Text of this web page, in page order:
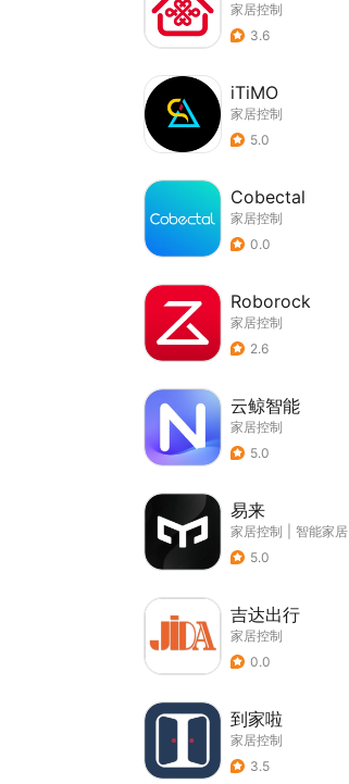
家居控制
3.6
iTiMO
家居控制
5.0
Cobectal
家居控制
0.0
Roborock
家居控制
2.6
云鲸智能
家居控制
5.0
易来
家居控制 智能家居
5.0
吉达出行
家居控制
0.0
到家啦
家居控制
3.5